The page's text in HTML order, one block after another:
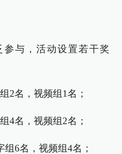
与，活动设置若干奖
2名，视频组1名；
4名，视频组2名；
6名，视频组4名；